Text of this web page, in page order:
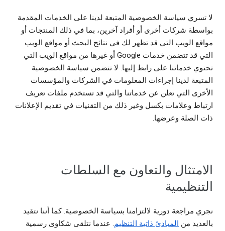
لا تسري سياسة الخصوصية المتبعة لدينا على الخدمات المقدمة
بواسطة شركات أخرى أو أفراد آخرين، بما في ذلك المنتجات أو
مواقع الويب التي قد تظهر لك في نتائج البحث أو مواقع الويب
التي قد تتضمن خدمات Google أو غيرها من مواقع الويب التي
تحتوي خدماتنا على رابط إليها. لا تتضمن سياسة الخصوصية
المتبعة لدينا إجراءات المعلومات في الشركات والمؤسسات
الأخرى التي تعلن عن خدماتنا والتي قد تستخدم ملفات تعريف
ارتباط وعلامات بكسل وغير ذلك من التقنيات في تقديم الإعلانات
ذات الصلة وعرضها.
الامتثال والتعاون مع السلطات
التنظيمية
نجري مراجعة دورية لالتزامنا بسياسة الخصوصية. كما أننا نتقيد
بالعديد من المبادئ ذاتية التنظيم. عندما نتلقى شكاوى رسمية